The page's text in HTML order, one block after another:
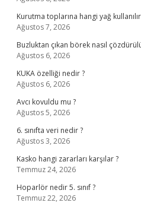
Kurutma toplarına hangi yağ
Ağustos 7, 2026
Buzluktan çıkan börek nasıl
Ağustos 6, 2026
KUKA özelliği nedir ?
Ağustos 6, 2026
Avcı kovuldu mu ?
Ağustos 5, 2026
6. sınıfta veri nedir ?
Ağustos 3, 2026
Kasko hangi zararları karşılar ?
Temmuz 24, 2026
Hoparlör nedir 5. sınıf ?
Temmuz 22, 2026